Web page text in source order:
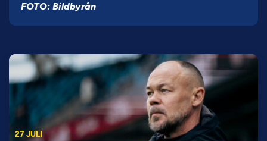
FOTO: Bildbyrån
27 JULI